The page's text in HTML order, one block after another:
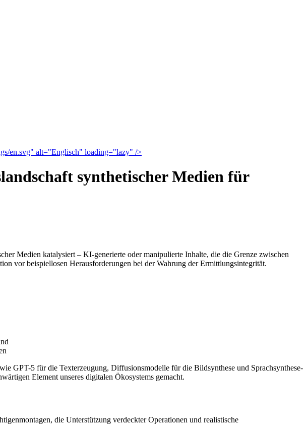
en.svg" alt="Englisch" loading="lazy" />
synthetischer Medien für
Medien katalysiert – KI-generierte oder manipulierte Inhalte, die die Grenze zwischen
vor beispiellosen Herausforderungen bei der Wahrung der Ermittlungsintegrität.
GPT-5 für die Texterzeugung, Diffusionsmodelle für die Bildsynthese und Sprachsynthese-
Element unseres digitalen Ökosystems gemacht.
die Unterstützung verdeckter Operationen und realistische